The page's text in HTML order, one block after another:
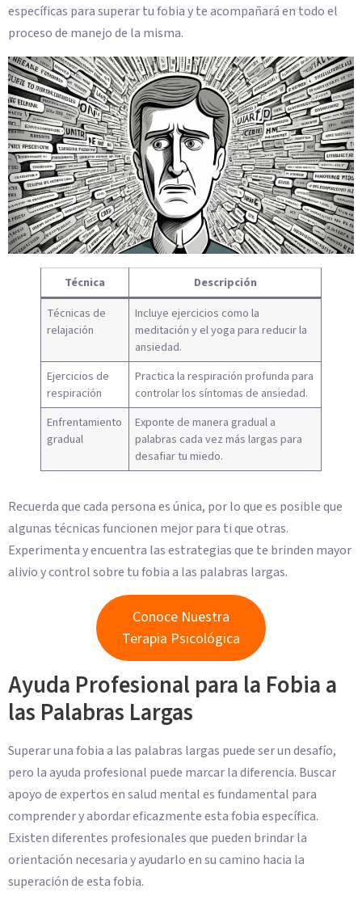
específicas para superar tu fobia y te acompañará en todo el
proceso de manejo de la misma.
Técnica
Descripción
Técnicas de
relajación
Incluye ejercicios como la
meditación y el yoga para reducir la
ansiedad.
Ejercicios de
respiración
Practica la respiración profunda para
controlar los síntomas de ansiedad.
Enfrentamiento
gradual
Exponte de manera gradual a
palabras cada vez más largas para
desafiar tu miedo.
Recuerda que cada persona es única, por lo que es posible que
algunas técnicas funcionen mejor para ti que otras.
Experimenta y encuentra las estrategias que te brinden mayor
alivio y control sobre tu fobia a las palabras largas.
Conoce Nuestra
Terapia Psicológica
Ayuda Profesional para la Fobia a
las Palabras Largas
Superar una fobia a las palabras largas puede ser un desafío,
pero la ayuda profesional puede marcar la diferencia. Buscar
apoyo de expertos en salud mental es fundamental para
comprender y abordar eficazmente esta fobia específica.
Existen diferentes profesionales que pueden brindar la
orientación necesaria y ayudarlo en su camino hacia la
superación de esta fobia.